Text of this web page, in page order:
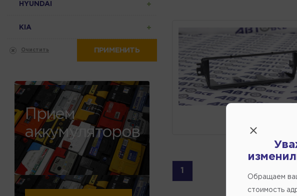
HYUNDAI
KIA
Очистить ПРИМЕНИТЬ
Прием
аккумуляторов
1
Обращаем
стоимость